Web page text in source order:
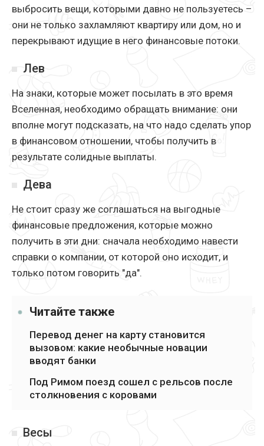
выбросить вещи, которыми давно не пользуетесь –
они не только захламляют квартиру или дом, но и
перекрывают идущие в него финансовые потоки.
Лев
На знаки, которые может посылать в это время
Вселенная, необходимо обращать внимание: они
вполне могут подсказать, на что надо сделать упор
в финансовом отношении, чтобы получить в
результате солидные выплаты.
Дева
Не стоит сразу же соглашаться на выгодные
финансовые предложения, которые можно
получить в эти дни: сначала необходимо навести
справки о компании, от которой оно исходит, и
только потом говорить "да".
Читайте также
Перевод денег на карту становится
вызовом: какие необычные новации
вводят банки
Под Римом поезд сошел с рельсов после
столкновения с коровами
Весы